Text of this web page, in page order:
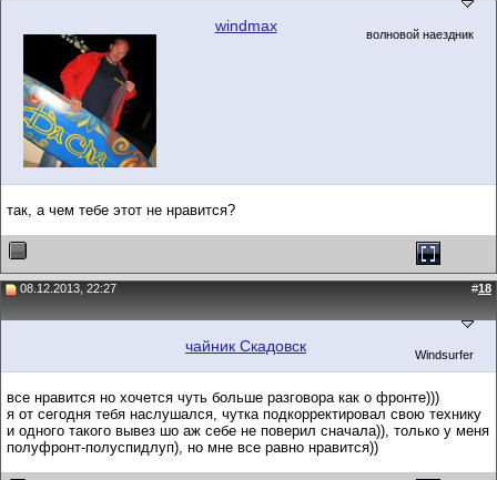
windmax волновой наездник
так, а чем тебе этот не нравится?
08.12.2013, 22:27 #18
чайник Скадовск Windsurfer
все нравится но хочется чуть больше разговора как о фронте)))
я от сегодня тебя наслушался, чутка подкорректировал свою технику
и одного такого вывез шо аж себе не поверил сначала)), только у меня
полуфронт-полуспидлуп), но мне все равно нравится))